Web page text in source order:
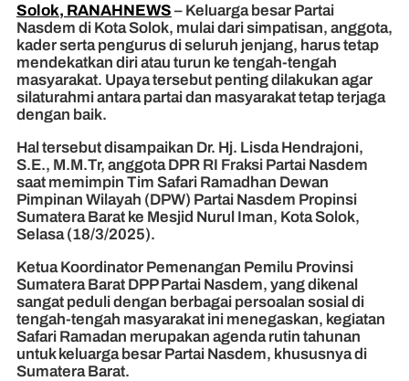
Solok, RANAHNEWS – Keluarga besar Partai
Nasdem di Kota Solok, mulai dari simpatisan, anggota,
kader serta pengurus di seluruh jenjang, harus tetap
mendekatkan diri atau turun ke tengah-tengah
masyarakat. Upaya tersebut penting dilakukan agar
silaturahmi antara partai dan masyarakat tetap terjaga
dengan baik.
Hal tersebut disampaikan Dr. Hj. Lisda Hendrajoni,
S.E., M.M.Tr, anggota DPR RI Fraksi Partai Nasdem
saat memimpin Tim Safari Ramadhan Dewan
Pimpinan Wilayah (DPW) Partai Nasdem Propinsi
Sumatera Barat ke Mesjid Nurul Iman, Kota Solok,
Selasa (18/3/2025).
Ketua Koordinator Pemenangan Pemilu Provinsi
Sumatera Barat DPP Partai Nasdem, yang dikenal
sangat peduli dengan berbagai persoalan sosial di
tengah-tengah masyarakat ini menegaskan, kegiatan
Safari Ramadan merupakan agenda rutin tahunan
untuk keluarga besar Partai Nasdem, khususnya di
Sumatera Barat.